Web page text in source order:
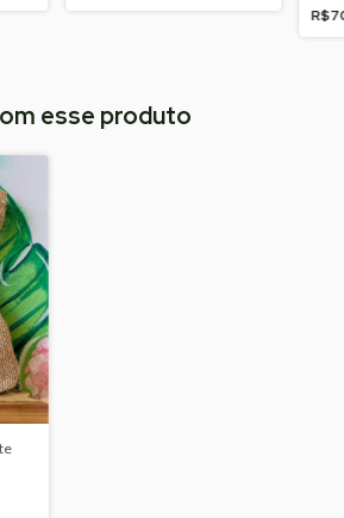
esse produto